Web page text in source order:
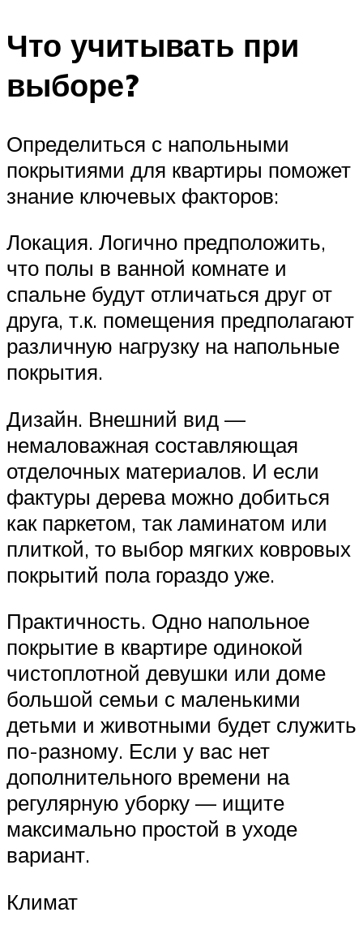
Что учитывать при
выборе?
Определиться с напольными
покрытиями для квартиры поможет
знание ключевых факторов:
Локация. Логично предположить,
что полы в ванной комнате и
спальне будут отличаться друг от
друга, т.к. помещения предполагают
различную нагрузку на напольные
покрытия.
Дизайн. Внешний вид —
немаловажная составляющая
отделочных материалов. И если
фактуры дерева можно добиться
как паркетом, так ламинатом или
плиткой, то выбор мягких ковровых
покрытий пола гораздо уже.
Практичность. Одно напольное
покрытие в квартире одинокой
чистоплотной девушки или доме
большой семьи с маленькими
детьми и животными будет служить
по-разному. Если у вас нет
дополнительного времени на
регулярную уборку — ищите
максимально простой в уходе
вариант.
Климат